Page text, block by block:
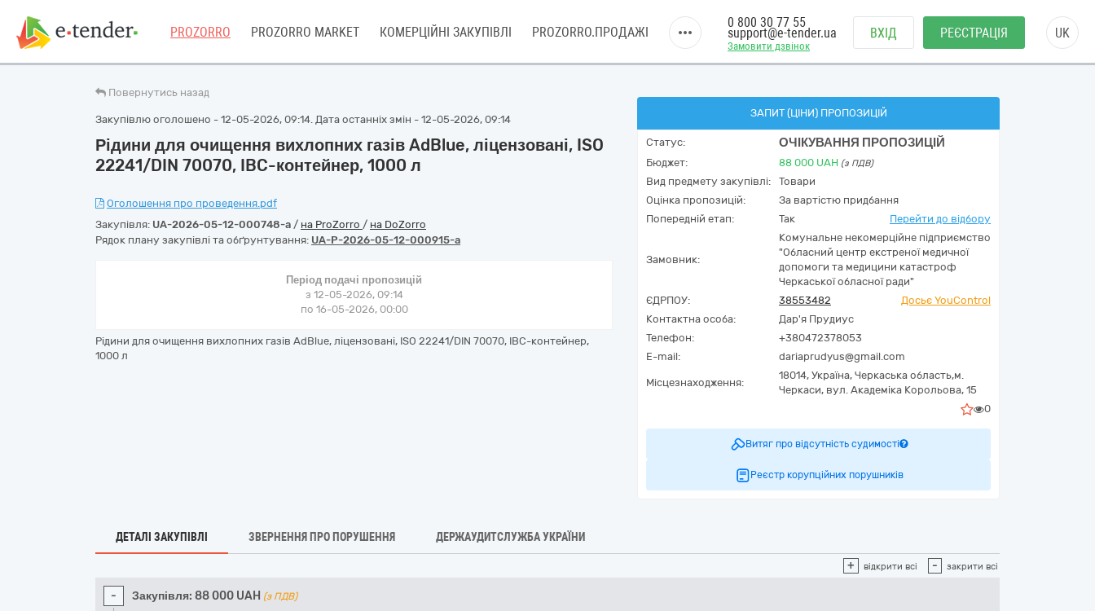
PROZORRO PROZORRO MARKET КОМЕРЦІЙНІ ЗАКУПІВЛІ PROZORRO.ПРОДАЖІ
Замовити дзвінок
0 800 30 77 55
support@e-tender.ua ВХІД РЕЄСТРАЦІЯ UK
Повернутись назад
Закупівлю оголошено - 12-05-2026, 09:14. Дата останніх змін - 12-05-2026, 09:14
Рідини для очищення вихлопних газів AdBlue, ліцензовані, ISO
22241/DIN 70070, IBC-контейнер, 1000 л
Оголошення про проведення.pdf
Закупівля: UA-2026-05-12-000748-a / на ProZorro / на DoZorro
Рядок плану закупівлі та обґрунтування: UA-P-2026-05-12-000915-a
Період подачі пропозицій
з 12-05-2026, 09:14
по 16-05-2026, 00:00
Рідини для очищення вихлопних газів AdBlue, ліцензовані, ISO 22241/DIN 70070, IBC-контейнер,
1000 л
ЗАПИТ (ЦІНИ) ПРОПОЗИЦІЙ
Статус: ОЧІКУВАННЯ ПРОПОЗИЦІЙ
Бюджет: 88 000 UAH (з ПДВ)
Вид предмету закупівлі:
Товари
Оцінка пропозицій:
За вартістю придбання
Попередній етап:
Так Перейти до відбору
Замовник:
Комунальне некомерційне підприємство
"Обласний центр екcтреної медичної
допомоги та медицини катастроф
Черкаської обласної ради"
ЄДРПОУ:
38553482
Досьє YouControl
Контактна особа:
Дар'я Прудиус
Телефон:
+380472378053
E-mail:
dariaprudyus@gmail.com
Місцезнаходження:
18014, Україна, Черкаська область,м.
Черкаси, вул. Академіка Корольова, 15
0
Витяг про відсутність судимості
Реєстр корупційних порушників
ДЕТАЛІ ЗАКУПІВЛІ ЗВЕРНЕННЯ ПРО ПОРУШЕННЯ ДЕРЖАУДИТСЛУЖБА УКРАЇНИ
+ відкрити всі - закрити всі
- Закупівля: 88 000 UAH (з ПДВ)